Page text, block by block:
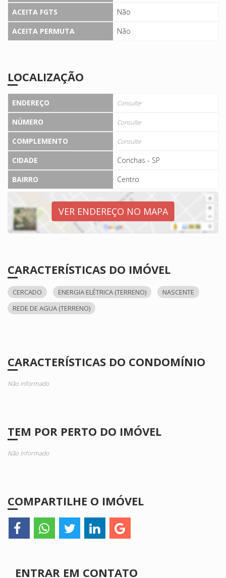
ACEITA FGTS
Não
ACEITA PERMUTA
Não
LOCALIZAÇÃO
ENDEREÇO Consulte
NÚMERO Consulte
COMPLEMENTO Consulte
CIDADE
Conchas - SP
BAIRRO
Centro
VER ENDEREÇO NO MAPA
CARACTERÍSTICAS DO IMÓVEL
CERCADO ENERGIA ELÉTRICA (TERRENO)
NASCENTE
REDE DE AGUA (TERRENO)
CARACTERÍSTICAS DO CONDOMÍNIO
Não Informado
TEM POR PERTO DO IMÓVEL
Não Informado
COMPARTILHE O IMÓVEL
ENTRAR EM CONTATO